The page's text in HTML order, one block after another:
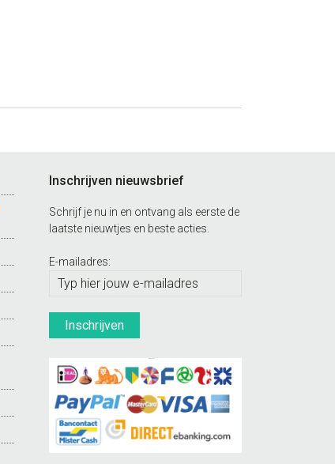
Inschrijven nieuwsbrief
Schrijf je nu in en ontvang als eerste de
laatste nieuwtjes en beste acties.
E-mailadres: